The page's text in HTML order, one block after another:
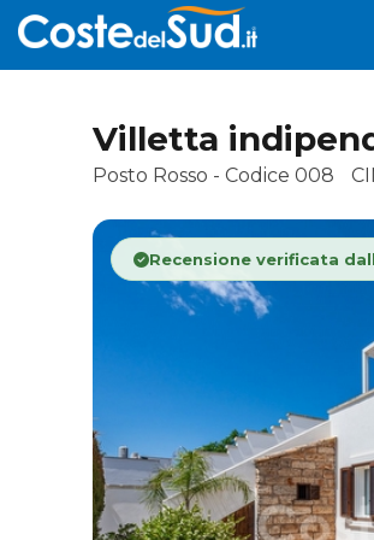
Villetta
Posto Rosso - Codice 008
Recensione verificata